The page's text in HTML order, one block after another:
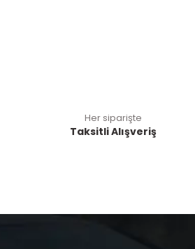
Her siparişte
Taksitli Alışveriş